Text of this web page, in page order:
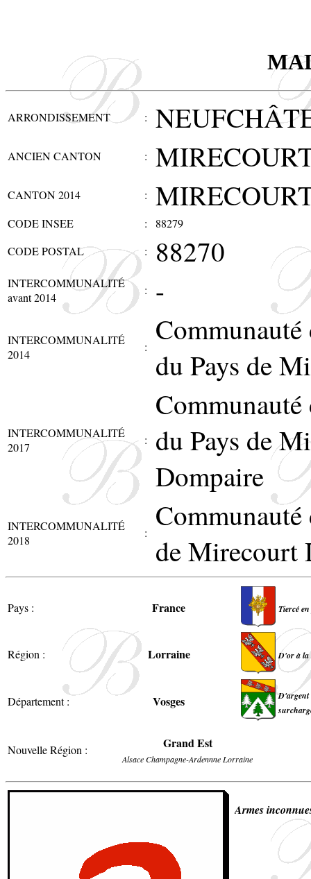
ARRONDISSEMENT :
ANCIEN CANTON :
CANTON 2014 :
CODE INSEE :
88279
CODE POSTAL
: 88270
INTERCOMMUNALITÉ
avant 2014
: -
INTERCOMMUNALITÉ
2014
:
Communauté
du Pays de
INTERCOMMUNALITÉ
2017
:
Communauté
du Pays de
Dompaire
INTERCOMMUNALITÉ
2018
:
Communauté
de Mirecourt
Pays : France Tiercé
Région : Lorraine D'or à la
Département : Vosges
Nouvelle Région : Grand Est
Alsace Champagne-Ardennne Lorraine
Armes